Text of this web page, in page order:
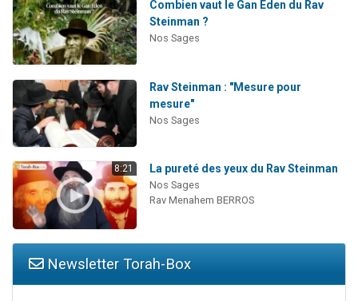
Combien vaut le Gan Eden du Rav
Steinman ?
Nos Sages
Rav Steinman : "Mesure pour
mesure"
Nos Sages
8:21 La pureté des yeux du Rav Steinman
Nos Sages
Rav Menahem BERROS
Newsletter Torah-Box